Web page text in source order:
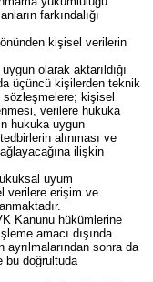
farkındalığı
kişisel verilerin
olarak aktarıldığı
üçüncü kişilerden teknik
sözleşmelere; kişisel
verilere hukuka
hukuka uygun
alınması ve
ilişkin
uyum
verilere erişim ve
Kanunu hükümlerine
amacı dışında
sonra da
bu doğrultuda